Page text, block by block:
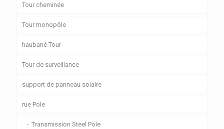
Tour cheminée
Tour monopôle
haubané Tour
Tour de surveillance
support de panneau solaire
rue Pole
Transmission Steel Pole